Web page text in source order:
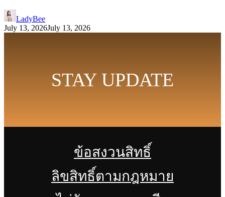
LadyBee
July 13, 2026July 13, 2026
STAY UPDATE
ข้อสงวนสิทธิ์
ลิขสิทธิ์ตามกฎหมาย